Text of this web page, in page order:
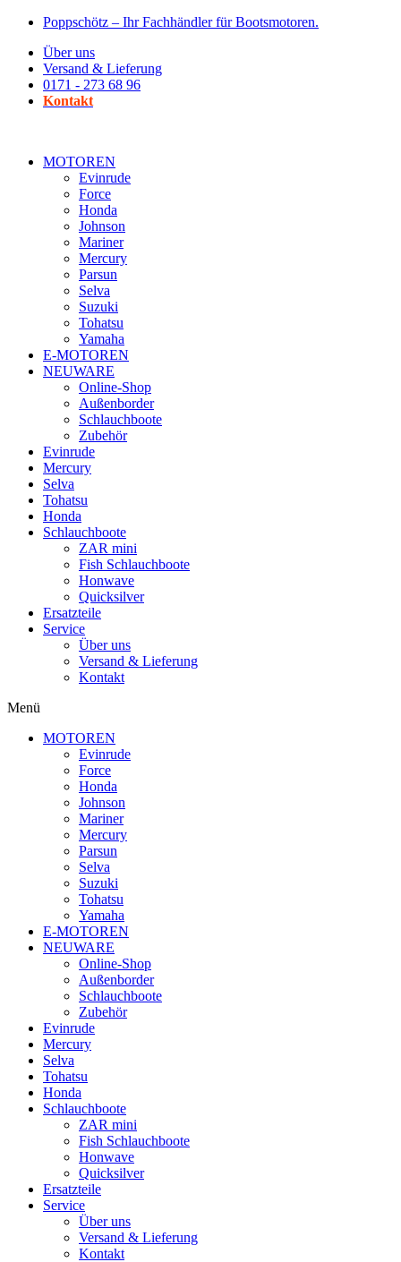
Zum
wechseln
Poppschötz – Ihr Fachhändler für Bootsmotoren.
Über uns
Versand & Lieferung
0171 - 273 68 96
Kontakt
MOTOREN
Evinrude
Force
Honda
Johnson
Mariner
Mercury
Parsun
Selva
Suzuki
Tohatsu
Yamaha
E-MOTOREN
NEUWARE
Online-Shop
Außenborder
Schlauchboote
Zubehör
Evinrude
Mercury
Selva
Tohatsu
Honda
Schlauchboote
ZAR mini
Fish Schlauchboote
Honwave
Quicksilver
Ersatzteile
Service
Über uns
Versand & Lieferung
Kontakt
Menü
MOTOREN
Evinrude
Force
Honda
Johnson
Mariner
Mercury
Parsun
Selva
Suzuki
Tohatsu
Yamaha
E-MOTOREN
NEUWARE
Online-Shop
Außenborder
Schlauchboote
Zubehör
Evinrude
Mercury
Selva
Tohatsu
Honda
Schlauchboote
ZAR mini
Fish Schlauchboote
Honwave
Quicksilver
Ersatzteile
Service
Über uns
Versand & Lieferung
Kontakt